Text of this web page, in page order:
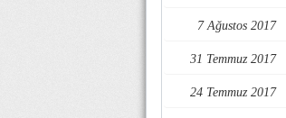
7 Ağustos 2017
31 Temmuz 2017
24 Temmuz 2017